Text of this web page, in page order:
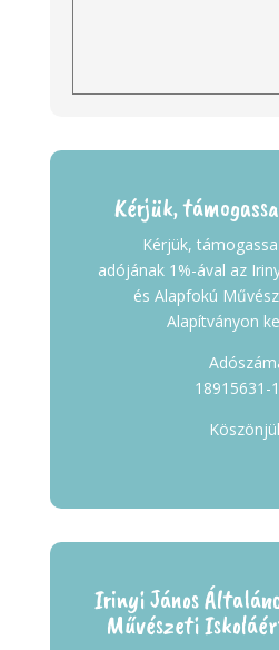
Kérjük,
Kérjük,
adójának 1%-ával az
és Alapfokú
Alapítványon
18915631-
Irinyi János
Művészeti